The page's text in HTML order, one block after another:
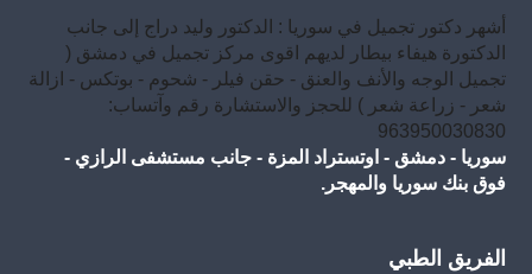
أشهر دكتور تجميل في سوريا : الدكتور وليد دراج إلى جانب
الدكتورة هيفاء بيطار لديهم اقوى مركز تجميل في دمشق (
تجميل الوجه والأنف والعنق - حقن فيلر - شحوم - بوتكس - ازالة
شعر - زراعة شعر ) للحجز والاستشارة رقم وآتساب:
963950030830
سوريا - دمشق - اوتستراد المزة - جانب مستشفى الرازي -
فوق بنك سوريا والمهجر.
الفريق الطبي